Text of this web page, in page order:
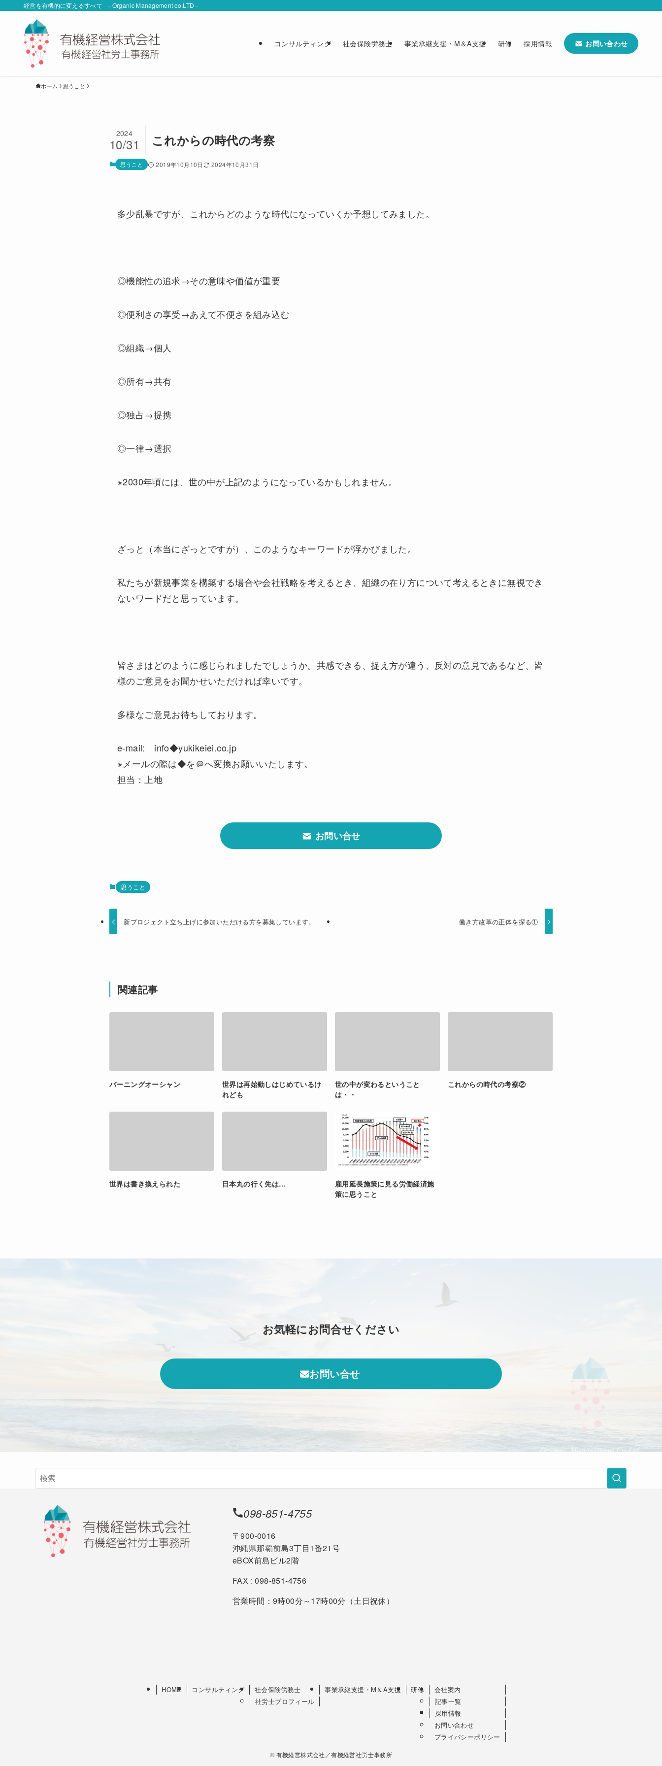
経営を有機的に変えるすべて - Organic Management co.LTD -
コンサルティング 社会保険労務士 事業承継支援・M＆A支援 研修 採用情報 お問い合わせ
ホーム 思うこと
これからの時代の考察
2024
10/31
思うこと 2019年10月10日 2024年10月31日
多少乱暴ですが、これからどのような時代になっていくか予想してみました。
◎機能性の追求→その意味や価値が重要
◎便利さの享受→あえて不便さを組み込む
◎組織→個人
◎所有→共有
◎独占→提携
◎一律→選択
※2030年頃には、世の中が上記のようになっているかもしれません。
ざっと（本当にざっとですが）、このようなキーワードが浮かびました。
私たちが新規事業を構築する場合や会社戦略を考えるとき、組織の在り方について考えるときに無視でき
ないワードだと思っています。
皆さまはどのように感じられましたでしょうか。共感できる、捉え方が違う、反対の意見であるなど、皆
様のご意見をお聞かせいただければ幸いです。
多様なご意見お待ちしております。
e-mail: info◆yukikeiei.co.jp
※メールの際は◆を＠へ変換お願いいたします。
担当：上地
お問い合せ
思うこと
新プロジェクト立ち上げに参加いただける方を募集しています。 働き方改革の正体を探る①
関連記事
バーニングオーシャン
世界は再始動しはじめているけ
れども
世の中が変わるということ
は・・
これからの時代の考察②
世界は書き換えられた 日本丸の行く先は…
雇用延長施策に見る労働経済施
策に思うこと
お気軽にお問合せください
お問い合せ
098-851-4755
〒900-0016
沖縄県那覇前島3丁目1番21号
eBOX前島ビル2階
FAX : 098-851-4756
営業時間：9時00分～17時00分（土日祝休）
HOME コンサルティング
社会保険労務士
社労士プロフィール
事業承継支援・M＆A支援 研修
会社案内
記事一覧
採用情報
お問い合わせ
プライバシーポリシー
© 有機経営株式会社／有機経営社労士事務所